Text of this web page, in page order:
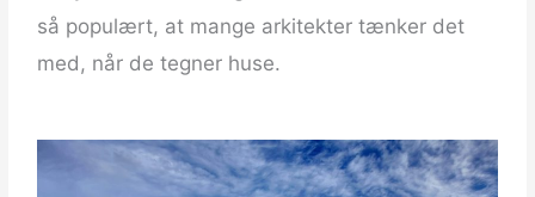
så populært, at mange arkitekter tænker det
med, når de tegner huse.